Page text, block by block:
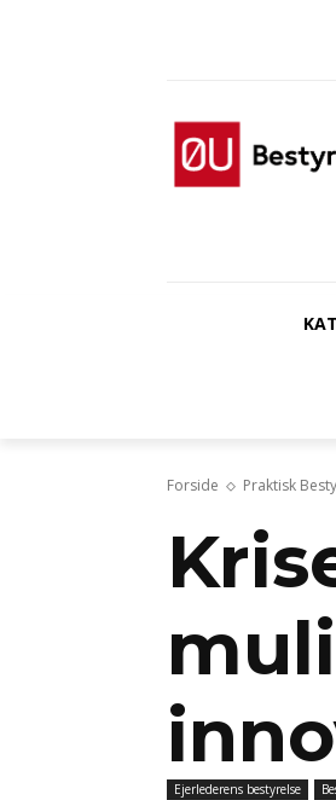
Forside Praktisk
Ejerlederens bestyrelse